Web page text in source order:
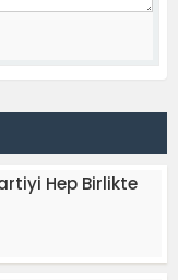
Hep Birlikte